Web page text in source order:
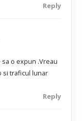
Reply
o expun .Vreau
si traficul lunar
Reply